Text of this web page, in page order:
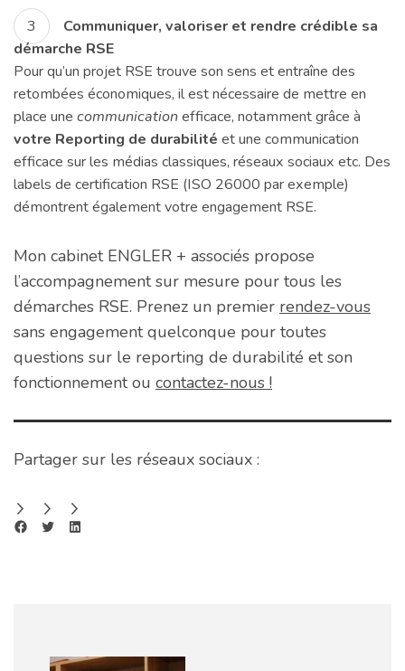
Communiquer, valoriser et rendre crédible sa
démarche RSE
Pour qu’un projet RSE trouve son sens et entraîne des
retombées économiques, il est nécessaire de mettre en
place une communicationefficace, notamment grâce à
votre Reporting de durabilité et une communication
efficace sur les médias classiques, réseaux sociaux etc. Des
labels de certification RSE (ISO 26000 par exemple)
démontrent également votre engagement RSE.
Mon cabinet ENGLER + associés propose
l’accompagnement sur mesure pour tous les
démarches RSE. Prenez un premier rendez-vous
sans engagement quelconque pour toutes
questions sur le reporting de durabilité et son
fonctionnement ou contactez-nous !
Partager sur les réseaux sociaux :
Share on Facebook
Share on TwitterShare on LinkedIn